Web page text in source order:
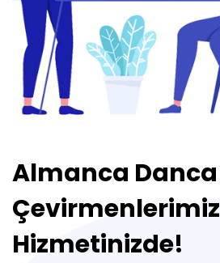
Almanca Danca
Çevirmenlerimiz
Hizmetinizde!